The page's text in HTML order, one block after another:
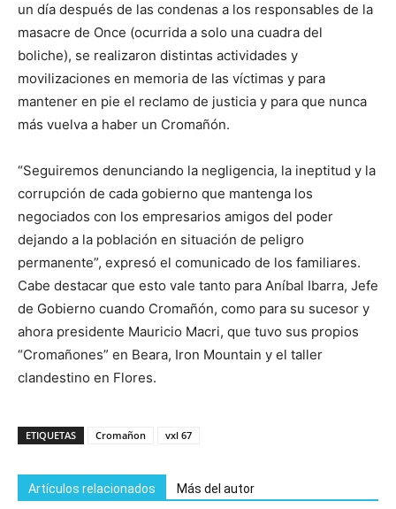
un día después de las condenas a los responsables de la
masacre de Once (ocurrida a solo una cuadra del
boliche), se realizaron distintas actividades y
movilizaciones en memoria de las víctimas y para
mantener en pie el reclamo de justicia y para que nunca
más vuelva a haber un Cromañón.
“Seguiremos denunciando la negligencia, la ineptitud y la
corrupción de cada gobierno que mantenga los
negociados con los empresarios amigos del poder
dejando a la población en situación de peligro
permanente”, expresó el comunicado de los familiares.
Cabe destacar que esto vale tanto para Aníbal Ibarra, Jefe
de Gobierno cuando Cromañón, como para su sucesor y
ahora presidente Mauricio Macri, que tuvo sus propios
“Cromañones” en Beara, Iron Mountain y el taller
clandestino en Flores.
ETIQUETAS Cromañon vxl 67
Artículos relacionados Más del autor